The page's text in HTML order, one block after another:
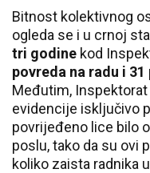
Bitnost kolektivnog
ogleda se i u crnoj
tri godine kod
povreda na radu i
Međutim,
evidencije isključivo
povrijeđeno lice bilo
poslu, tako da su ovi
koliko zaista radnika